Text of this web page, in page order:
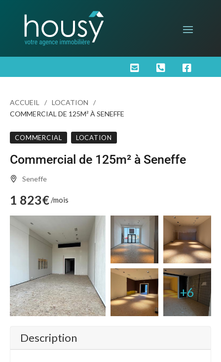
  
ACCUEIL
LOCATION
COMMERCIAL DE 125M² À SENEFFE
COMMERCIAL LOCATION
Commercial de 125m² à Seneffe
Seneffe
1 823€/mois
+6
Description